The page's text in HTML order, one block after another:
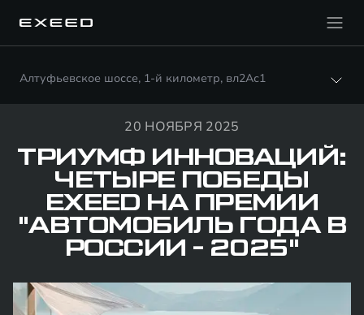
Алтуфьевское шоссе, 1-й километр, вл2Ас1
20 НОЯБРЯ 2025
ТРИУМФ ИННОВАЦИЙ:
ЧЕТЫРЕ ПОБЕДЫ
EXEED НА ПРЕМИИ
"АВТОМОБИЛЬ ГОДА В
РОССИИ - 2025"